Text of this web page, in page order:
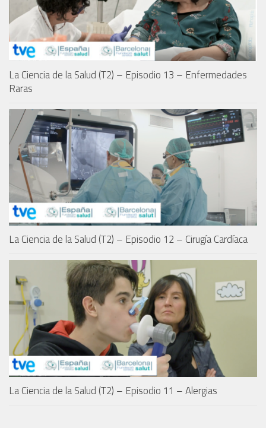
La Ciencia de la Salud (T2) – Episodio 13 – Enfermedades
Raras
La Ciencia de la Salud (T2) – Episodio 12 – Cirugía Cardíaca
La Ciencia de la Salud (T2) – Episodio 11 – Alergias